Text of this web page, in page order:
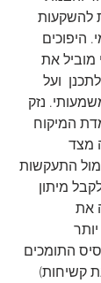
להשקעות
היפוכים
מוביל את
ועל
נזק
המיקוח
מצד
מול התעקשות
מיתון
את
התומכים
קשיחות)